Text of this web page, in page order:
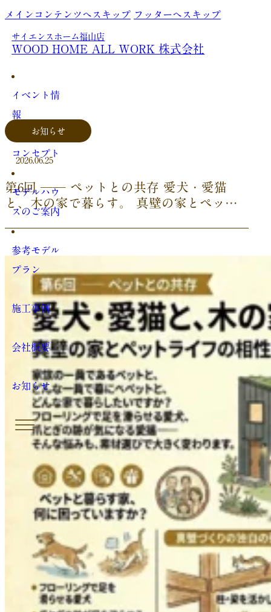
メインコンテンツへスキップ フッターへスキップ
サイエンスホーム福山店
WOOD HOME ALL WORK 株式会社
イベント情
報
コンセプト
モデルハウ
スのご案内
参考モデル
プラン
施工事例
会社概要
お知らせ
お知らせ
2026.06.25
第6回 ── ペットとの共存 愛犬・愛猫
と、木の家で暮らす。 真壁の家とペット
ライフの相性を考えてみました